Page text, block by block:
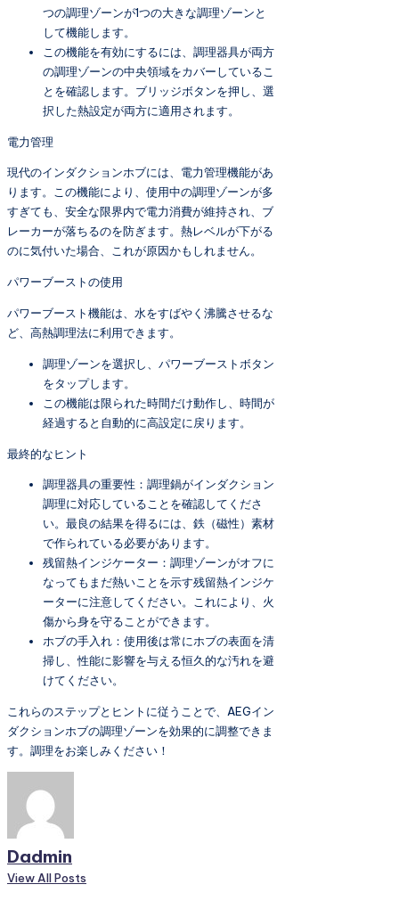
つの調理ゾーンが1つの大きな調理ゾーンと
して機能します。
この機能を有効にするには、調理器具が両方
の調理ゾーンの中央領域をカバーしているこ
とを確認します。ブリッジボタンを押し、選
択した熱設定が両方に適用されます。
電力管理
現代のインダクションホブには、電力管理機能があ
ります。この機能により、使用中の調理ゾーンが多
すぎても、安全な限界内で電力消費が維持され、ブ
レーカーが落ちるのを防ぎます。熱レベルが下がる
のに気付いた場合、これが原因かもしれません。
パワーブーストの使用
パワーブースト機能は、水をすばやく沸騰させるな
ど、高熱調理法に利用できます。
調理ゾーンを選択し、パワーブーストボタン
をタップします。
この機能は限られた時間だけ動作し、時間が
経過すると自動的に高設定に戻ります。
最終的なヒント
調理器具の重要性：調理鍋がインダクション
調理に対応していることを確認してくださ
い。最良の結果を得るには、鉄（磁性）素材
で作られている必要があります。
残留熱インジケーター：調理ゾーンがオフに
なってもまだ熱いことを示す残留熱インジケ
ーターに注意してください。これにより、火
傷から身を守ることができます。
ホブの手入れ：使用後は常にホブの表面を清
掃し、性能に影響を与える恒久的な汚れを避
けてください。
これらのステップとヒントに従うことで、AEGイン
ダクションホブの調理ゾーンを効果的に調整できま
す。調理をお楽しみください！
Dadmin
View All Posts